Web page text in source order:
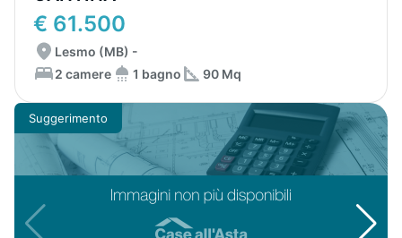
€ 61.500
Lesmo (MB) -
2 camere
1 bagno 90 Mq
Suggerimento